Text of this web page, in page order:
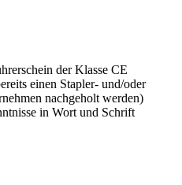
der Klasse CE
einen Stapler- und/oder
nachgeholt werden)
in Wort und Schrift